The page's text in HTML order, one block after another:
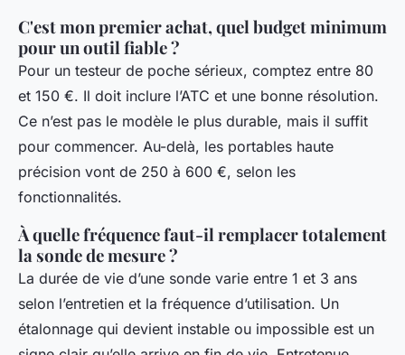
C'est mon premier achat, quel budget minimum
pour un outil fiable ?
Pour un testeur de poche sérieux, comptez entre 80
et 150 €. Il doit inclure l’ATC et une bonne résolution.
Ce n’est pas le modèle le plus durable, mais il suffit
pour commencer. Au-delà, les portables haute
précision vont de 250 à 600 €, selon les
fonctionnalités.
À quelle fréquence faut-il remplacer totalement
la sonde de mesure ?
La durée de vie d’une sonde varie entre 1 et 3 ans
selon l’entretien et la fréquence d’utilisation. Un
étalonnage qui devient instable ou impossible est un